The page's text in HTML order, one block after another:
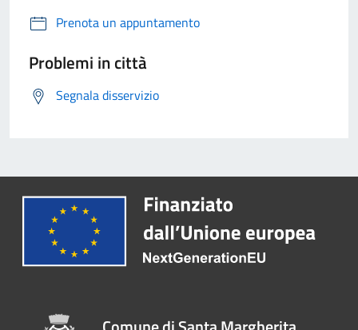
Prenota un appuntamento
Problemi in città
Segnala disservizio